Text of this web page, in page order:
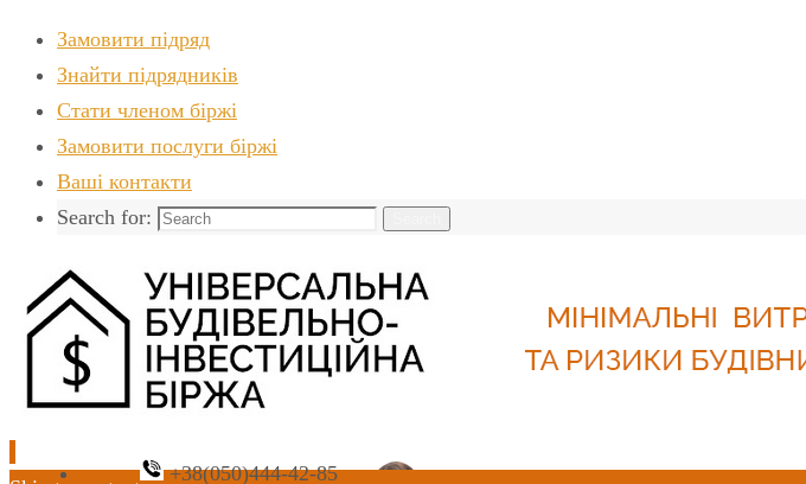
Замовити підряд
Знайти пiдрядникiв
Стати членом біржі
Замовити послуги біржі
Ваші контакти
Search for:
+38(050)444-42-85